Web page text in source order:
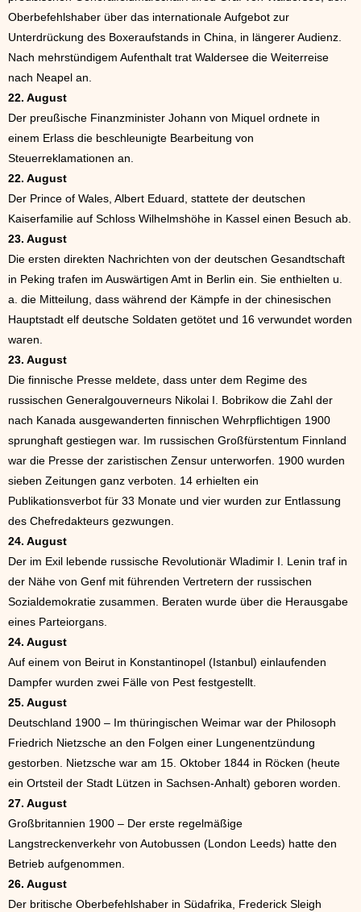
Oberbefehlshaber über das internationale Aufgebot zur
Unterdrückung des Boxeraufstands in China, in längerer Audienz.
Nach mehrstündigem Aufenthalt trat Waldersee die Weiterreise
nach Neapel an.
22. August
Der preußische Finanzminister Johann von Miquel ordnete in
einem Erlass die beschleunigte Bearbeitung von
Steuerreklamationen an.
22. August
Der Prince of Wales, Albert Eduard, stattete der deutschen
Kaiserfamilie auf Schloss Wilhelmshöhe in Kassel einen Besuch ab.
23. August
Die ersten direkten Nachrichten von der deutschen Gesandtschaft
in Peking trafen im Auswärtigen Amt in Berlin ein. Sie enthielten u.
a. die Mitteilung, dass während der Kämpfe in der chinesischen
Hauptstadt elf deutsche Soldaten getötet und 16 verwundet worden
waren.
23. August
Die finnische Presse meldete, dass unter dem Regime des
russischen Generalgouverneurs Nikolai I. Bobrikow die Zahl der
nach Kanada ausgewanderten finnischen Wehrpflichtigen 1900
sprunghaft gestiegen war. Im russischen Großfürstentum Finnland
war die Presse der zaristischen Zensur unterworfen. 1900 wurden
sieben Zeitungen ganz verboten. 14 erhielten ein
Publikationsverbot für 33 Monate und vier wurden zur Entlassung
des Chefredakteurs gezwungen.
24. August
Der im Exil lebende russische Revolutionär Wladimir I. Lenin traf in
der Nähe von Genf mit führenden Vertretern der russischen
Sozialdemokratie zusammen. Beraten wurde über die Herausgabe
eines Parteiorgans.
24. August
Auf einem von Beirut in Konstantinopel (Istanbul) einlaufenden
Dampfer wurden zwei Fälle von Pest festgestellt.
25. August
Deutschland 1900 – Im thüringischen Weimar war der Philosoph
Friedrich Nietzsche an den Folgen einer Lungenentzündung
gestorben. Nietzsche war am 15. Oktober 1844 in Röcken (heute
ein Ortsteil der Stadt Lützen in Sachsen-Anhalt) geboren worden.
27. August
Großbritannien 1900 – Der erste regelmäßige
Langstreckenverkehr von Autobussen (London Leeds) hatte den
Betrieb aufgenommen.
26. August
Der britische Oberbefehlshaber in Südafrika, Frederick Sleigh